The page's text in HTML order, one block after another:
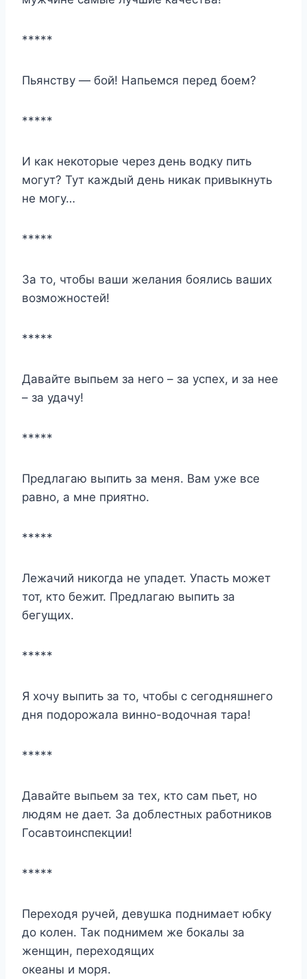
*****
Пьянству — бой! Напьемся перед боем?
*****
И как некоторые через день водку пить
могут? Тут каждый день никак привыкнуть
не могу…
*****
За то, чтобы ваши желания боялись ваших
возможностей!
*****
Давайте выпьем за него – за успех, и за нее
– за удачу!
*****
Предлагаю выпить за меня. Вам уже все
равно, а мне приятно.
*****
Лежачий никогда не упадет. Упасть может
тот, кто бежит. Предлагаю выпить за
бегущих.
*****
Я хочу выпить за то, чтобы с сегодняшнего
дня подорожала винно-водочная тара!
*****
Давайте выпьем за тех, кто сам пьет, но
людям не дает. За доблестных работников
Госавтоинспекции!
*****
Переходя ручей, девушка поднимает юбку
до колен. Так поднимем же бокалы за
женщин, переходящих
океаны и моря.